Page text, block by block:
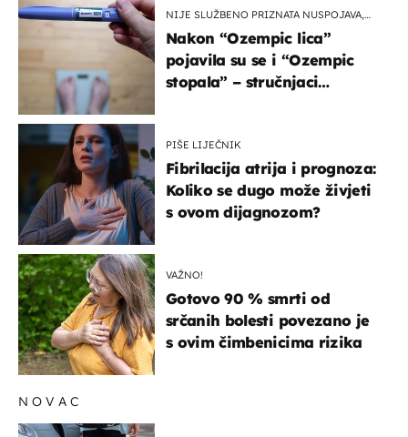
NIJE SLUŽBENO PRIZNATA NUSPOJAVA,
Nakon “Ozempic lica”
pojavila su se i “Ozempic
stopala” – stručnjaci
PIŠE LIJEČNIK
Fibrilacija atrija i prognoza:
Koliko se dugo može živjeti
s ovom dijagnozom?
VAŽNO!
Gotovo 90 % smrti od
srčanih bolesti povezano je
s ovim čimbenicima rizika
NOVAC